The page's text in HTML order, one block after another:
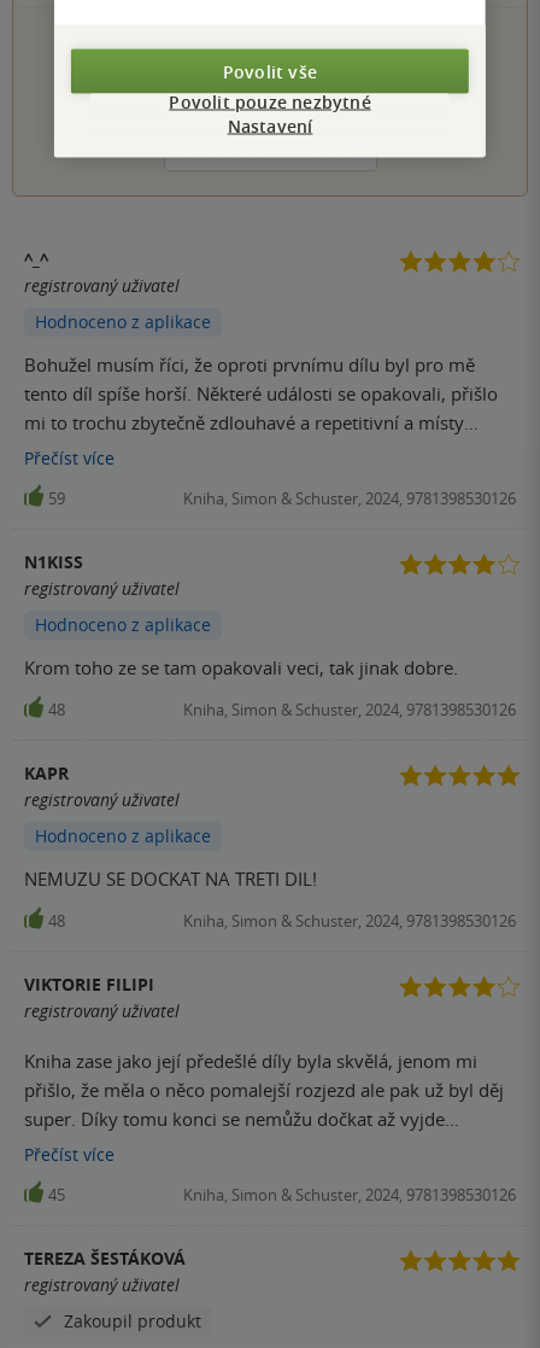
Hodnocení našich knihkupců: 0.0 z 5
2 3 4 5
^_^
registrovaný uživatel
Hodnoceno z aplikace
Bohužel musím říci, že oproti prvnímu dílu byl pro mě
tento díl spíše horší. Některé události se opakovali, přišlo
mi to trochu zbytečně zdlouhavé a repetitivní a místy
předvídatelné. Avšak přesto se kniha četla dobře, rychle a
konec měl zas jistý moment překvapení, který je tedy
cliffhanger na další díl. Na třetí díl se určitě také vrhnu a
Přečíst více
59 Kniha, Simon & Schuster, 2024, 9781398530126
N1KISS
registrovaný uživatel
Hodnoceno z aplikace
Krom toho ze se tam opakovali veci, tak jinak dobre.
48 Kniha, Simon & Schuster, 2024, 9781398530126
KAPR
registrovaný uživatel
Hodnoceno z aplikace
NEMUZU SE DOCKAT NA TRETI DIL!
48 Kniha, Simon & Schuster, 2024, 9781398530126
VIKTORIE FILIPI
registrovaný uživatel
Kniha zase jako její předešlé díly byla skvělá, jenom mi
přišlo, že měla o něco pomalejší rozjezd ale pak už byl děj
super. Díky tomu konci se nemůžu dočkat až vyjde
Fearless!
Přečíst více
45 Kniha, Simon & Schuster, 2024, 9781398530126
TEREZA ŠESTÁKOVÁ
registrovaný uživatel
Zakoupil produkt
Povolit vše
Povolit pouze nezbytné
Nastavení